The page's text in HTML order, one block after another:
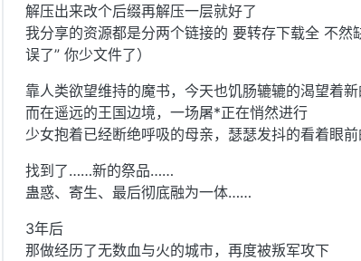
解压出来改个后缀再解压一层就好了
我分享的资源都是分两个链接的 要转存下载全 不然
误了” 你少文件了）
靠人类欲望维持的魔书，今天也饥肠辘辘的渴望着
而在遥远的王国边境，一场屠*正在悄然进行
少女抱着已经断绝呼吸的母亲，瑟瑟发抖的看着眼
找到了……新的祭品……
蛊惑、寄生、最后彻底融为一体……
3年后
那做经历了无数血与火的城市，再度被叛军攻下